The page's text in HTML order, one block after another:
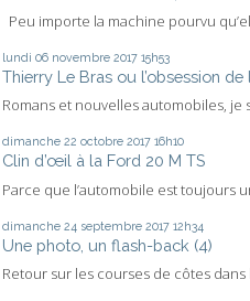
Peu importe la machine pourvu
lundi 06 novembre 2017 15h53
Thierry Le Bras ou l’obsession de
Romans et nouvelles automobiles, je
dimanche 22 octobre 2017 16h10
Clin d’œil à la Ford 20 M TS
Parce que l’automobile est toujours
dimanche 24 septembre 2017 12h34
Une photo, un flash-back (4)
Retour sur les courses de côtes dans